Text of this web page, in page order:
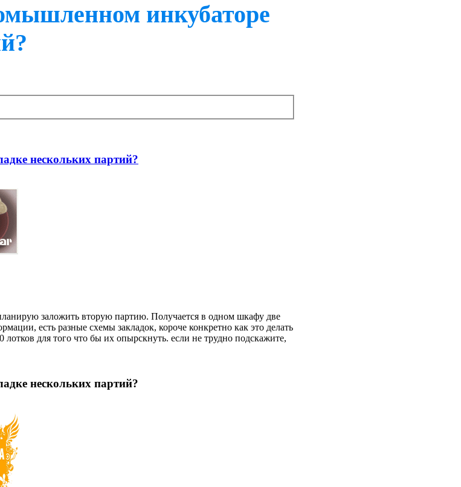
инкубаторе
нескольких партий?
заложить вторую партию. Получается в одном шкафу две
есть разные схемы закладок, короче конкретно как это делать
для того что бы их опырскнуть. если не трудно подскажите,
нескольких партий?